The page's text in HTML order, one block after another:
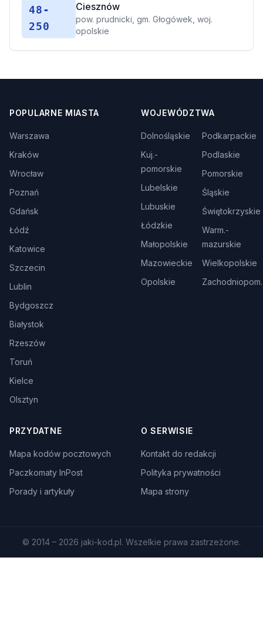
48-
250
Ciesznów
pow. prudnicki, gm. Głogówek, woj.
opolskie
POPULARNE MIASTA
Warszawa
Kraków
Wrocław
Poznań
Gdańsk
Łódź
Katowice
Szczecin
Lublin
Bydgoszcz
Białystok
Rzeszów
Toruń
Kielce
Olsztyn
WOJEWÓDZTWA
Dolnośląskie
Kuj.-
pomorskie
Lubelskie
Lubuskie
Łódzkie
Małopolskie
Mazowieckie
Opolskie
Podkarpackie
Podlaskie
Pomorskie
Śląskie
Świętokrzyskie
Warm.-
mazurskie
Wielkopolskie
Zachodniopom.
PRZYDATNE
Mapa kodów pocztowych
Paczkomaty InPost
Porady i artykuły
O SERWISIE
Kontakt do redakcji
Polityka prywatności
Mapa strony
© 2014 – 2026 jaki-kod.pl. Wszelkie prawa zastrzeżone.